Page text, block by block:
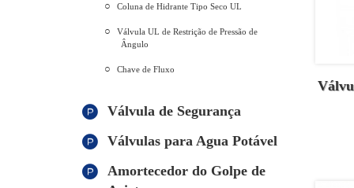
Coluna de Hidrante Tipo Seco UL
Válvula UL de Restrição de Pressão de
Ângulo
Chave de Fluxo
Válvula de Segurança
Válvulas para Agua Potável
Amortecedor do Golpe de